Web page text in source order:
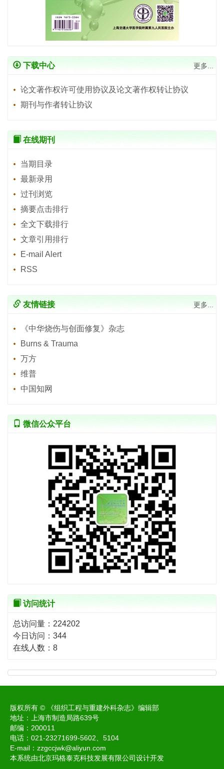
下载中心 更多...
论文著作权许可使用协议及论文著作权转让协议
期刊与作者转让协议
在线期刊
当期目录
最新录用
过刊浏览
摘要点击排行
全文下载排行
文章引用排行
E-mail Alert
RSS
友情链接 更多...
《中华烧伤与创面修复》杂志
Burns & Trauma
万方
维普
中国知网
微信公众平台
访问统计
总访问量： 224202
今日访问： 344
在线人数： 8
版权所有 © 《组织工程与重建外科杂志》编辑部
地址：上海市制造局路639号
邮编：200011
电话：021-23271699-5602、5104
E-mail： zzgccjwk@aliyun.com
本系统由北京玛格泰克科技发展有限公司设计开发